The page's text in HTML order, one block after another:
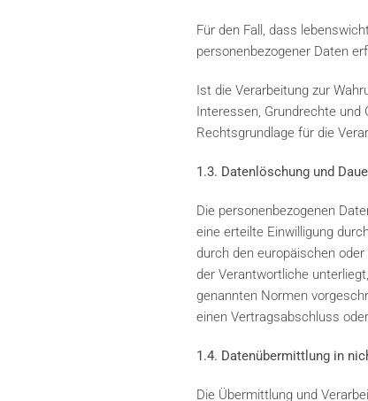
Für den Fall, dass
personenbezogener Daten
Ist die Verarbeitung zur
Interessen, Grundrechte und
Rechtsgrundlage für die
1.3. Datenlöschung und
Die personenbezogenen
eine erteilte Einwilligung
durch den europäischen
der Verantwortliche
genannten Normen
einen Vertragsabschluss
1.4. Datenübermittlung in
Die Übermittlung und